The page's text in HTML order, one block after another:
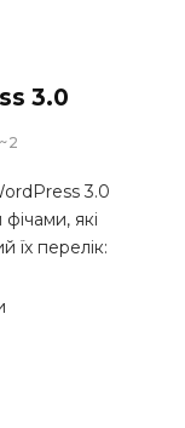
3.0
3.0
які
їх перелік: